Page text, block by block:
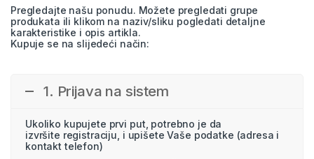
Pregledajte našu ponudu. Možete pregledati grupe
produkata ili klikom na naziv/sliku pogledati detaljne
karakteristike i opis artikla.
Kupuje se na slijedeći način:
1. Prijava na sistem
Ukoliko kupujete prvi put, potrebno je da
izvršite registraciju , i upišete Vaše podatke (adresa i
kontakt telefon)